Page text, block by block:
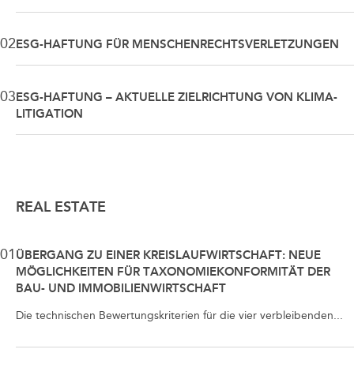
02 ESG-HAFTUNG FÜR MENSCHENRECHTSVERLETZUNGEN
03 ESG-HAFTUNG – AKTUELLE ZIELRICHTUNG VON KLIMA-
LITIGATION
REAL ESTATE
01 ÜBERGANG ZU EINER KREISLAUFWIRTSCHAFT: NEUE
MÖGLICHKEITEN FÜR TAXONOMIEKONFORMITÄT DER
BAU- UND IMMOBILIENWIRTSCHAFT
Die technischen Bewertungskriterien für die vier verbleibenden...